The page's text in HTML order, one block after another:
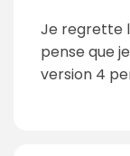
Je regrette
pense que
version 4